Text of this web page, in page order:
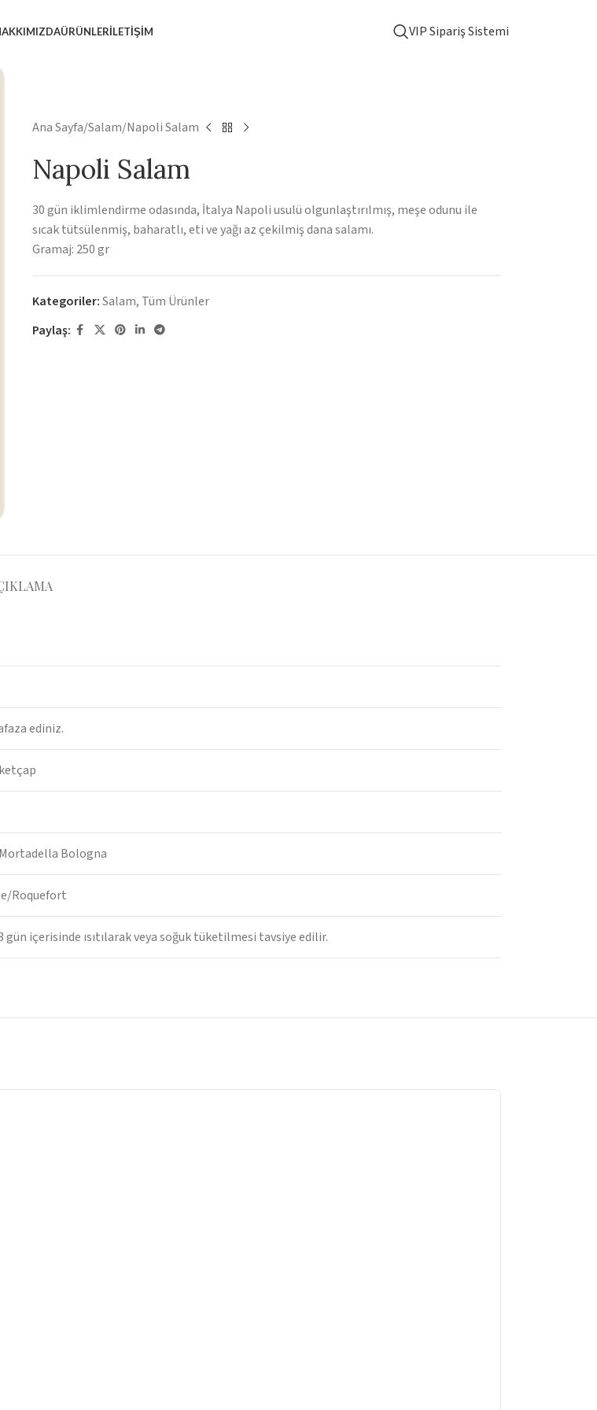
ÜRÜNLERİLETIŞIM VIP Sipariş Sistemi
Ana Sayfa Salam Napoli Salam
Napoli Salam
30 gün iklimlendirme odasında, İtalya Napoli usulü olgunlaştırılmış, meşe odunu ile
sıcak tütsülenmiş, baharatlı, eti ve yağı az çekilmiş dana salamı.
Gramaj: 250 gr
Kategoriler:Salam, Tüm Ürünler
Paylaş:
ediniz.
Bologna
Roquefort
içerisinde ısıtılarak veya soğuk tüketilmesi tavsiye edilir.